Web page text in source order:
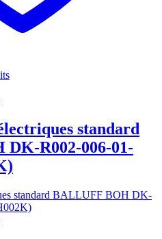
standard
R002-006-01-